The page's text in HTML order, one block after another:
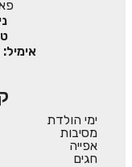
אימיל:
ימי הולדת
מסיבות
אפייה
חגים